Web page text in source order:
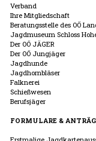
Verband
Ihre Mitgliedschaft
Beratungsstelle des OÖ
Jagdmuseum Schloss
Der OÖ JÄGER
Der OÖ Jungjäger
Jagdhunde
Jagdhornbläser
Falknerei
Schießwesen
Berufsjäger
FORMULARE &